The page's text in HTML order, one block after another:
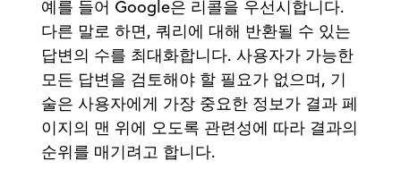
예를 들어 Google은 리콜을 우선시합니다.
다른 말로 하면, 쿼리에 대해 반환될 수 있는
답변의 수를 최대화합니다. 사용자가 가능한
모든 답변을 검토해야 할 필요가 없으며, 기
술은 사용자에게 가장 중요한 정보가 결과 페
이지의 맨 위에 오도록 관련성에 따라 결과의
순위를 매기려고 합니다.